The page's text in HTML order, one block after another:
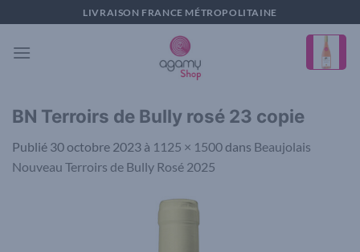
au
contenu
LIVRAISON FRANCE MÉTROPOLITAINE
BN Terroirs de Bully rosé 23 copie
Publié 30 octobre 2023 à 1125 × 1500 dans Beaujolais
Nouveau Terroirs de Bully Rosé 2025